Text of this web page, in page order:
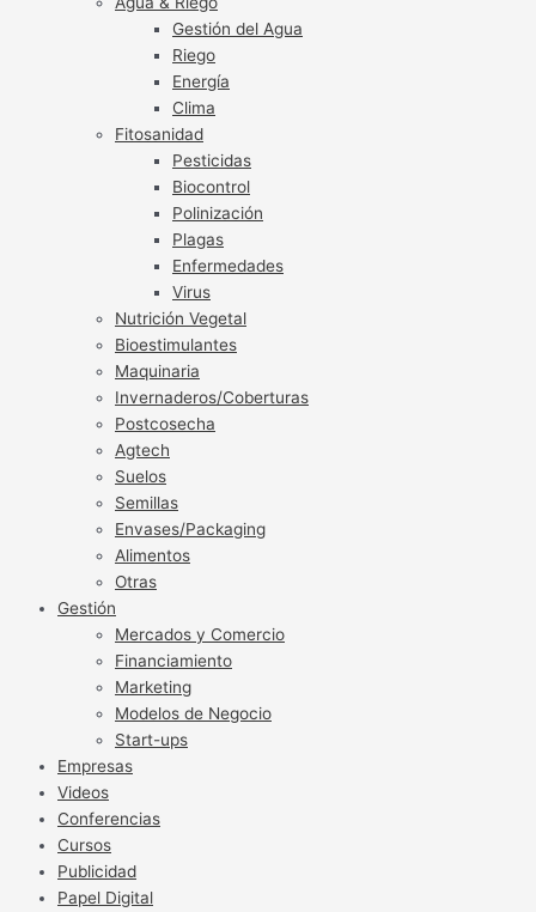
Gestión del Agua
Riego
Energía
Clima
Fitosanidad
Pesticidas
Biocontrol
Polinización
Plagas
Enfermedades
Virus
Nutrición Vegetal
Bioestimulantes
Maquinaria
Invernaderos/Coberturas
Postcosecha
Agtech
Suelos
Semillas
Envases/Packaging
Alimentos
Otras
Gestión
Mercados y Comercio
Financiamiento
Marketing
Modelos de Negocio
Start-ups
Empresas
Videos
Conferencias
Cursos
Publicidad
Papel Digital